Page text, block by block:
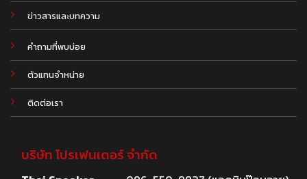
ข่าวสารและบทความ
.
คำถามที่พบบ่อย
ตัวแทนจำหน่าย
ติดต่อเรา
บริษัท โปรเฟนเดอร์ จำกัด